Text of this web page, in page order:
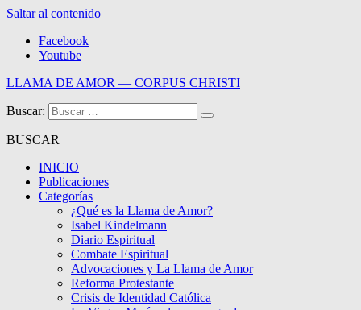
Saltar al contenido
Facebook
Youtube
LLAMA DE AMOR — CORPUS CHRISTI
Blog de la Llama de Amor
Buscar:
BUSCAR
INICIO
Publicaciones
Categorías
¿Qué es la Llama de Amor?
Isabel Kindelmann
Diario Espiritual
Combate Espiritual
Advocaciones y La Llama de Amor
Reforma Protestante
Crisis de Identidad Católica